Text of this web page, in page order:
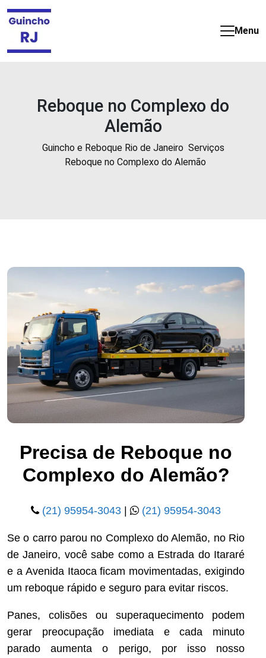
Guincho
horas
no
de
Janeiro
Menu
Reboque no Complexo do
Alemão
Guincho e Reboque Rio de Janeiro Serviços
Reboque no Complexo do Alemão
Precisa de Reboque no
Complexo do Alemão?
(21) 95954-3043 | (21) 95954-3043
Se o carro parou no Complexo do Alemão, no Rio
de Janeiro, você sabe como a Estrada do Itararé
e a Avenida Itaoca ficam movimentadas, exigindo
um reboque rápido e seguro para evitar riscos.
Panes, colisões ou superaquecimento podem
gerar preocupação imediata e cada minuto
parado aumenta o perigo, por isso nosso